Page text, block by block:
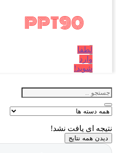
لطفا
وارد
شوید!
نتیجه ای یافت نشد!
دیدن همه نتایج